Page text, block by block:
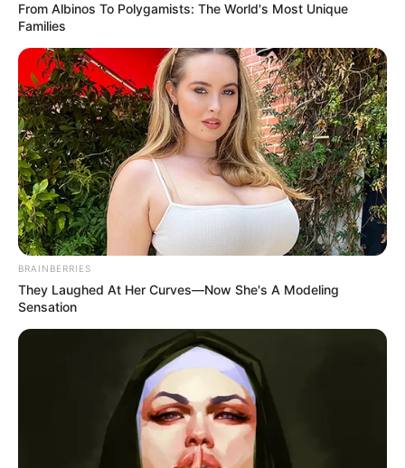
From Albinos To Polygamists: The World's Most Unique
Families
BRAINBERRIES
They Laughed At Her Curves—Now She's A Modeling
Sensation